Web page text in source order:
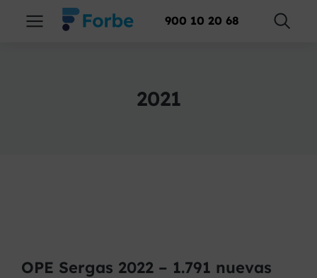
900 10 20 68
2021
OPE Sergas 2022 – 1.791 nuevas